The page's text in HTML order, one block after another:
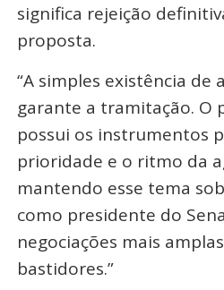
significa rejeição
proposta.
“A simples existência de
garante a tramitação. O
possui os instrumentos
prioridade e o ritmo da
mantendo esse tema
como presidente do
negociações mais
bastidores.”